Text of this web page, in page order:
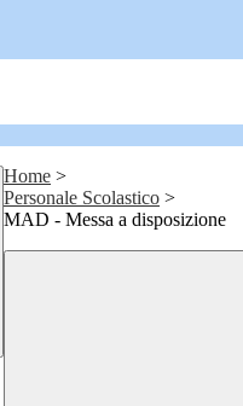
Home >
Personale Scolastico >
MAD - Messa a disposizione